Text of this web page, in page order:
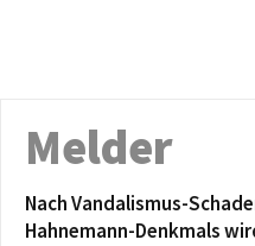
Melder
Nach Vandalismus-
Hahnemann-Denkmals